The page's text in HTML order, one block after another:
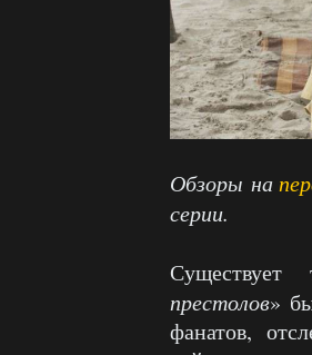
Обзоры на
серии.
престолов»
фанатов,